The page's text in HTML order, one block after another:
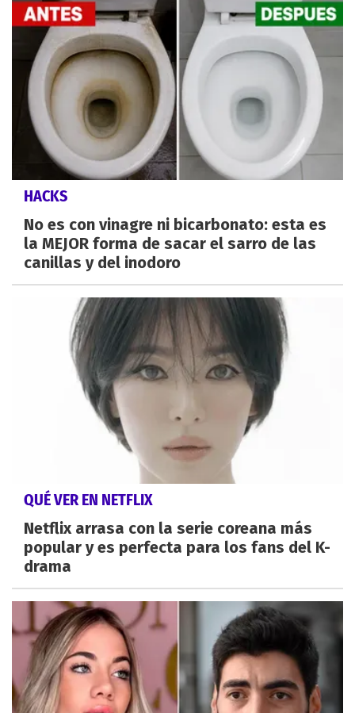
HACKS
No es con vinagre ni bicarbonato: esta es
la MEJOR forma de sacar el sarro de las
canillas y del inodoro
QUÉ VER EN NETFLIX
Netflix arrasa con la serie coreana más
popular y es perfecta para los fans del K-
drama